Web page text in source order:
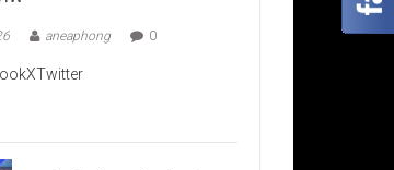
aneaphong 0